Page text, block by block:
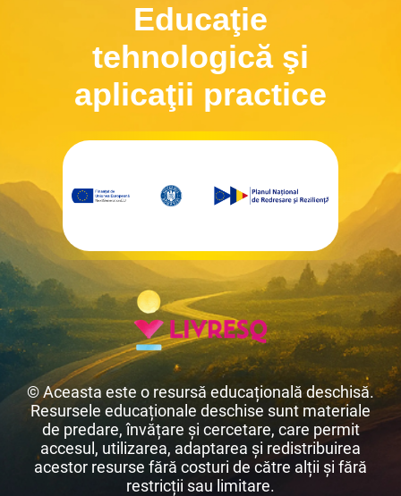
Educaţie
tehnologică şi
aplicaţii practice
© Aceasta este o resursă educațională deschisă.
Resursele educaționale deschise sunt materiale
de predare, învățare și cercetare, care permit
accesul, utilizarea, adaptarea și redistribuirea
acestor resurse fără costuri de către alții și fără
restricții sau limitare.